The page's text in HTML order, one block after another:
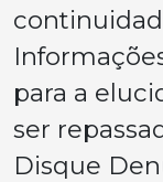
para a
ser
Disque